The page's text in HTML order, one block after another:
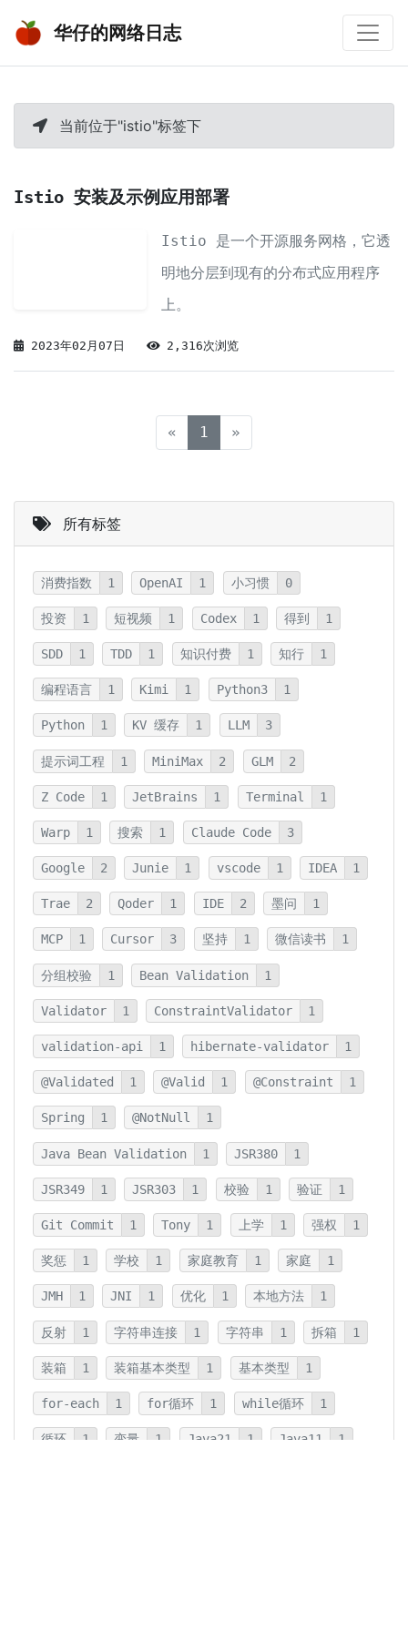
华仔的网络日志
当前位于"istio"标签下
Istio 安装及示例应用部署
Istio 是一个开源服务网格，它透
明地分层到现有的分布式应用程序
上。
2023年02月07日 2,316次浏览
« 1 (current)
»
所有标签
消费指数 1 OpenAI 1 小习惯 0
投资 1 短视频 1 Codex 1 得到 1
SDD 1 TDD 1 知识付费 1 知行 1
编程语言 1 Kimi 1 Python3 1
Python 1 KV 缓存 1 LLM 3
提示词工程 1 MiniMax 2 GLM 2
Z Code 1 JetBrains 1 Terminal 1
Warp 1 搜索 1 Claude Code 3
Google 2 Junie 1 vscode 1 IDEA 1
Trae 2 Qoder 1 IDE 2 墨问 1
MCP 1 Cursor 3 坚持 1 微信读书 1
分组校验 1 Bean Validation 1
Validator 1 ConstraintValidator 1
validation-api 1 hibernate-validator 1
@Validated 1 @Valid 1 @Constraint 1
Spring 1 @NotNull 1
Java Bean Validation 1 JSR380 1
JSR349 1 JSR303 1 校验 1 验证 1
Git Commit 1 Tony 1 上学 1 强权 1
奖惩 1 学校 1 家庭教育 1 家庭 1
JMH 1 JNI 1 优化 1 本地方法 1
反射 1 字符串连接 1 字符串 1 拆箱 1
装箱 1 装箱基本类型 1 基本类型 1
for-each 1 for循环 1 while循环 1
循环 1 变量 1 Java21 1 Java11 1